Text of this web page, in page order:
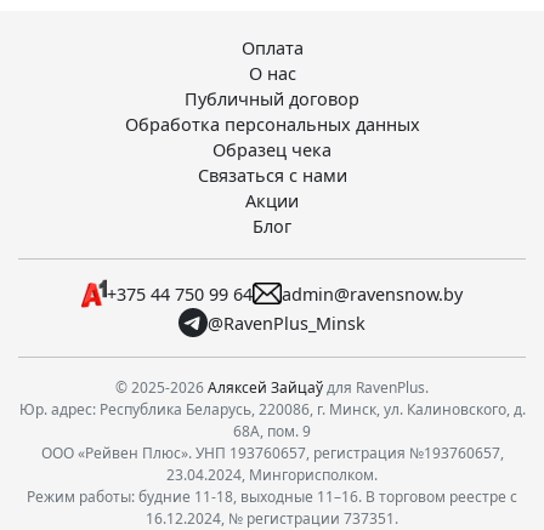
Оплата
О нас
Публичный договор
Обработка персональных данных
Образец чека
Связаться с нами
Акции
Блог
+375 44 750 99 64
admin@ravensnow.by
@RavenPlus_Minsk
© 2025-2026Аляксей Зайцаўдля RavenPlus.
Юр. адрес: Республика Беларусь, 220086, г. Минск, ул. Калиновского, д.
68А, пом. 9
ООО «Рейвен Плюс». УНП 193760657, регистрация №193760657,
23.04.2024, Мингорисполком.
Режим работы: будние 11-18, выходные 11–16. В торговом реестре с
16.12.2024, № регистрации 737351.